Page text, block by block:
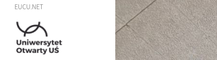
EUCU.NET